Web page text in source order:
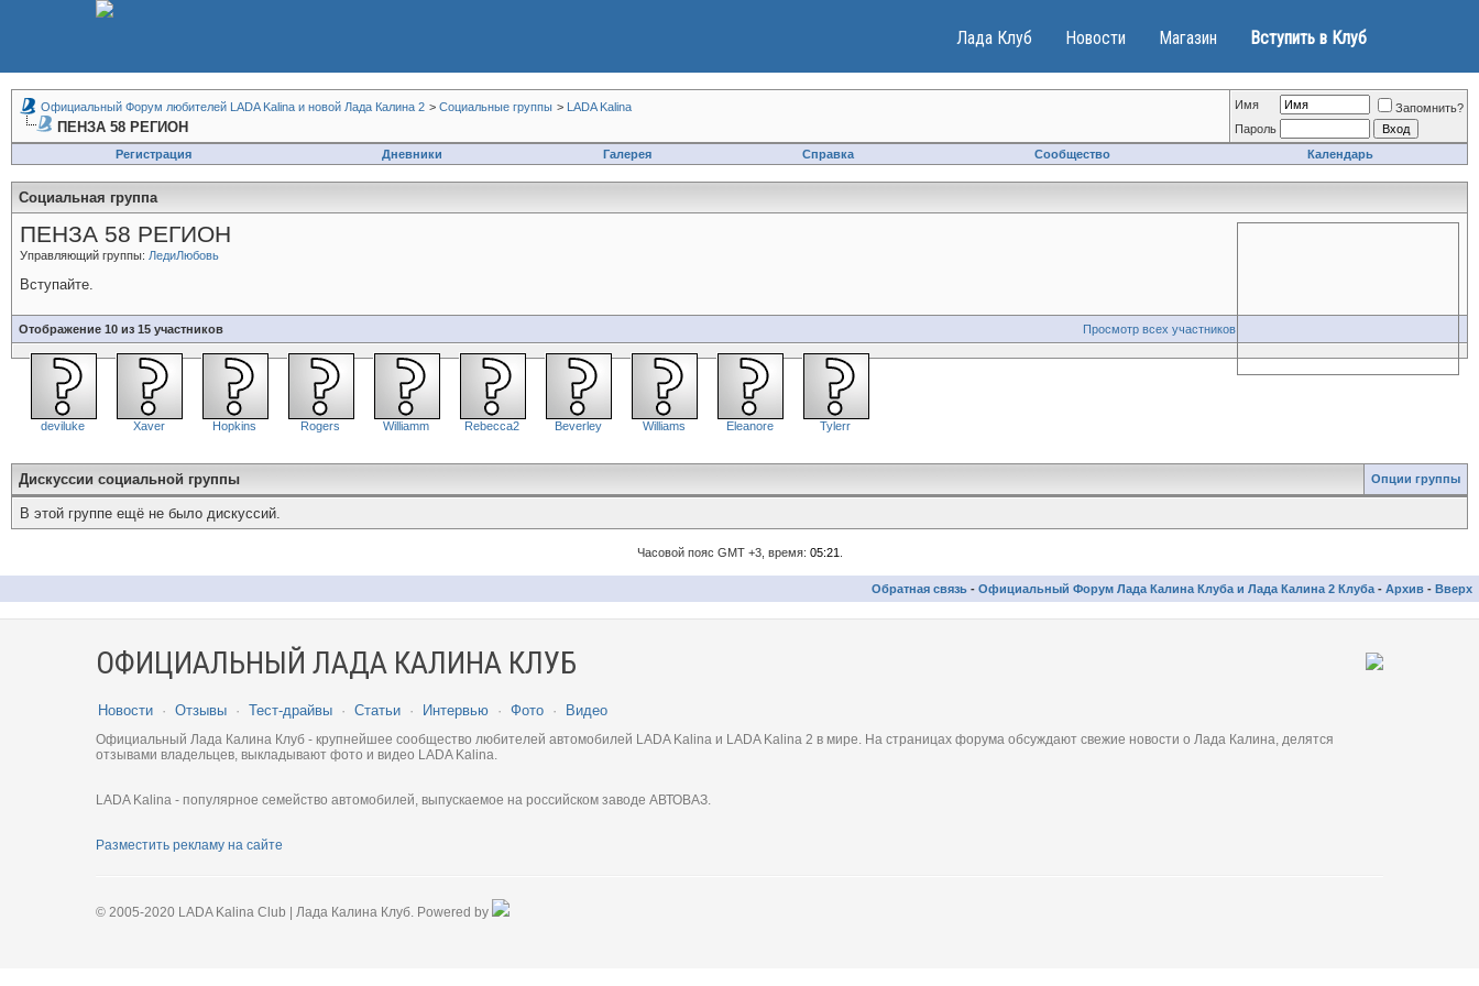
Лада Клуб Новости Магазин Вступить в Клуб
Официальный Форум любителей LADA Kalina и новой Лада Калина 2 > Социальные группы > LADA Kalina
ПЕНЗА 58 РЕГИОН
Имя
Запомнить?
Пароль
Регистрация
Дневники Галерея Справка Сообщество Календарь
Социальная группа
ПЕНЗА 58 РЕГИОН
Управляющий группы: ЛедиЛюбовь
Вступайте.
Просмотр всех участников
Отображение 10 из 15 участников
deviluke Xaver Hopkins Rogers Williamm Rebecca2 Beverley Williams Eleanore Tylerr
Дискуссии социальной группы Опции группы
В этой группе ещё не было дискуссий.
Часовой пояс GMT +3, время: 05:21
Обратная связь - Официальный Форум Лада Калина Клуба и Лада Калина 2 Клуба - Архив - Вверх
ОФИЦИАЛЬНЫЙ ЛАДА КАЛИНА КЛУБ
Новости · Отзывы · Тест-драйвы · Статьи · Интервью · Фото · Видео
Официальный Лада Калина Клуб - крупнейшее сообщество любителей автомобилей LADA Kalina и LADA Kalina 2 в мире. На страницах форума обсуждают свежие новости о Лада Калина, делятся
отзывами владельцев, выкладывают фото и видео LADA Kalina.
LADA Kalina - популярное семейство автомобилей, выпускаемое на российском заводе АВТОВАЗ.
Разместить рекламу на сайте
© 2005-2020 LADA Kalina Club | Лада Калина Клуб. Powered by